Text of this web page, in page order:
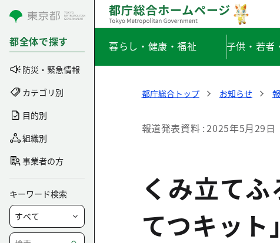
コンテンツにスキップ
都全体で探す
防災・緊急情報
カテゴリ別
目的別
組織別
事業者の方
キーワード検索
暮らし・健康・福祉 子供・若者
都庁総合トップ お知らせ
報道発表資料 2025年5月29日
くみ立て
てつキッ